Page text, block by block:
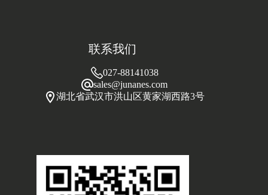
联系我们
027-88141038
sales@junanes.com
湖北省武汉市洪山区黄家湖西路3号